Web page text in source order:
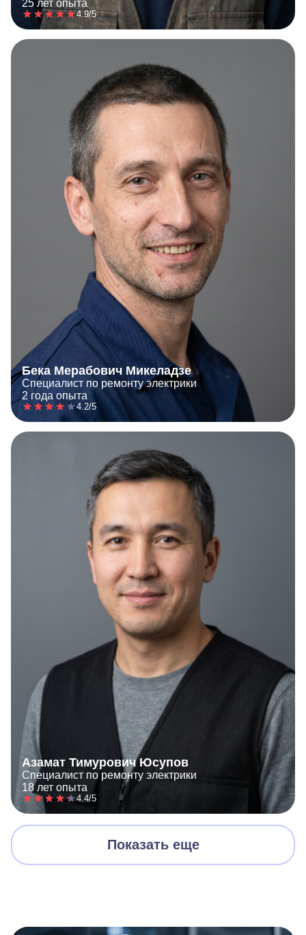
25 лет опыта
4.9/5
Бека Мерабович Микеладзе
Специалист по ремонту электрики
2 года опыта
4.2/5
Азамат Тимурович Юсупов
Специалист по ремонту электрики
18 лет опыта
4.4/5
Показать еще